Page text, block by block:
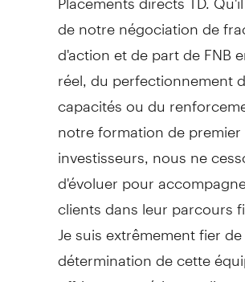
de notre négociation de
d'action et de part de FNB
réel, du perfectionnement
capacités ou du
notre formation de
investisseurs, nous ne
d'évoluer pour
clients dans leur parcours
Je suis extrêmement fier
détermination de cette